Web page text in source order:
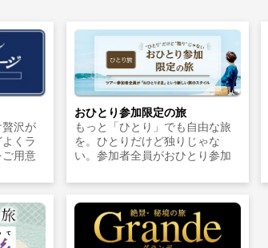
沢が
くラ
ご用意
おひとり参加限定の旅
もっと「ひとり」でも自由な旅
を。ひとりだけど独りじゃな
い。参加者全員がおひとり参加